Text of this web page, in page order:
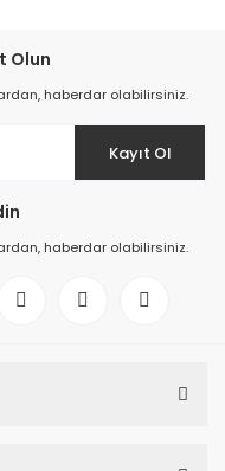
Olun
haberdar olabilirsiniz.
Kayıt Ol
haberdar olabilirsiniz.